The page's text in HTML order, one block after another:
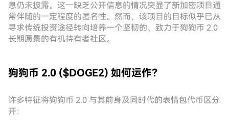
息仍未披露。这一缺乏公开信息的情况突显了新加密项目通
常伴随的一定程度的匿名性。然而，该项目的目标似乎已从
寻求传统投资途径转向培养一个坚韧的、致力于狗狗币 2.0
长期愿景的有机持有者社区。
狗狗币 2.0 ($DOGE2) 如何运作？
许多特征将狗狗币 2.0 与其前身及同时代的表情包代币区分
开：